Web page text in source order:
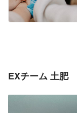
EXチーム 土肥